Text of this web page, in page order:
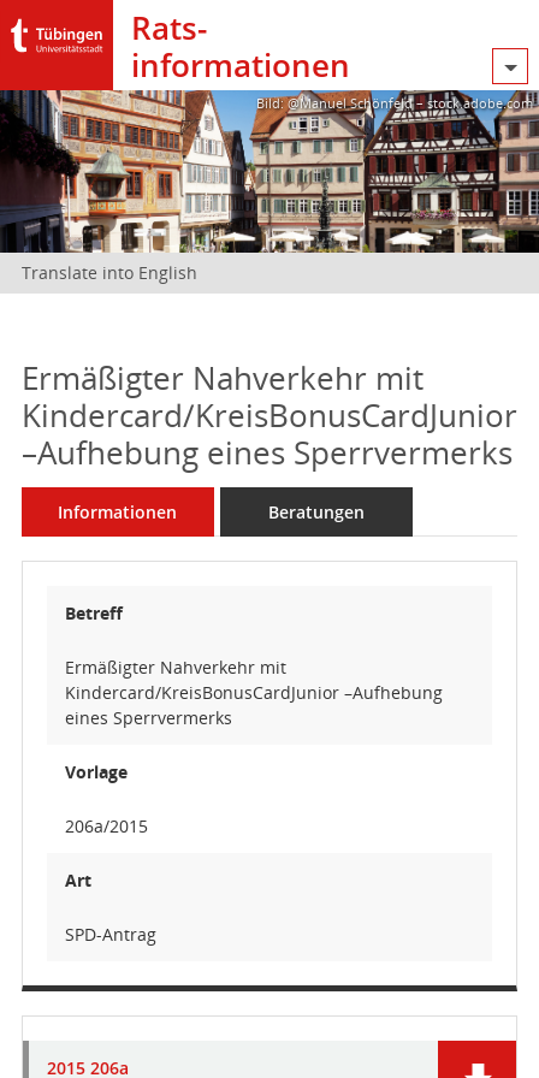
Rats­
informationen
Bild: @Manuel Schönfeld – stock.adobe.com
Translate into English
Ermäßigter Nahverkehr mit
Kindercard/KreisBonusCardJunior
–Aufhebung eines Sperrvermerks
Informationen Beratungen
Betreff
Ermäßigter Nahverkehr mit
Kindercard/KreisBonusCardJunior –Aufhebung
eines Sperrvermerks
Vorlage
206a/2015
Art
SPD-Antrag
2015 206a